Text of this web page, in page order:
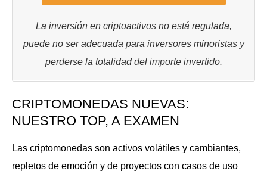
La inversión en criptoactivos no está regulada,
puede no ser adecuada para inversores minoristas y
perderse la totalidad del importe invertido.
CRIPTOMONEDAS NUEVAS:
NUESTRO TOP, A EXAMEN
Las criptomonedas son activos volátiles y cambiantes,
repletos de emoción y de proyectos con casos de uso